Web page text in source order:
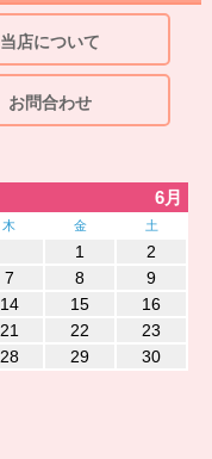
当店について
お問合わせ
6月
木 金 土
1
2
7 8
9
14 15
16
21 22
23
28 29 30